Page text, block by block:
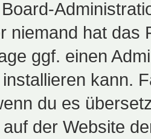
niemand hat das
ggf. einen
kann.
du es
der Website